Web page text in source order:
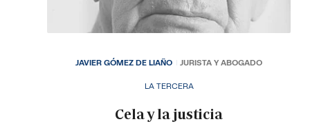
LA TERCERA
Cela y la justicia
JAVIER GÓMEZ DE LIAÑO JURISTA Y ABOGADO